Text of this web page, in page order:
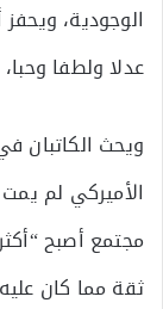
الوجودية،
عدلا ولطفا
ويحث الكاتبان
الأميركي لم
مجتمع أصبح
ثقة مما كان